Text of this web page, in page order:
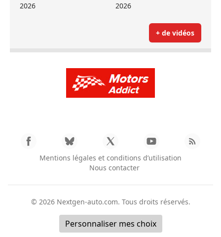
2026
2026
+ de vidéos
Mentions légales et conditions d’utilisation
Nous contacter
© 2026 Nextgen-auto.com. Tous droits réservés.
Personnaliser mes choix